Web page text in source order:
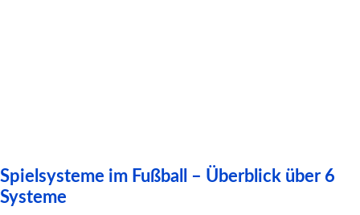
Spielsysteme im Fußball – Überblick über 6
Systeme